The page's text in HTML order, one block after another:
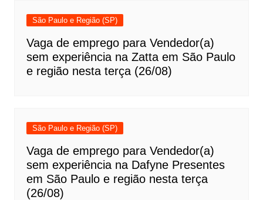
São Paulo e Região (SP)
Vaga de emprego para Vendedor(a)
sem experiência na Zatta em São Paulo
e região nesta terça (26/08)
São Paulo e Região (SP)
Vaga de emprego para Vendedor(a)
sem experiência na Dafyne Presentes
em São Paulo e região nesta terça
(26/08)